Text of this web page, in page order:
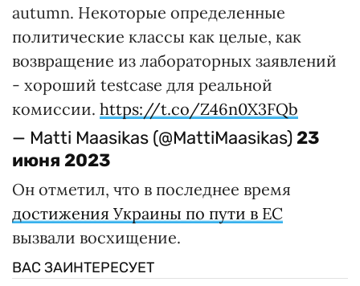
autumn. Некоторые определенные
политические классы как целые, как
возвращение из лабораторных заявлений
- хороший testcase для реальной
комиссии. https://t.co/Z46n0X3FQb
— Matti Maasikas (@MattiMaasikas) 23
июня 2023
Он отметил, что в последнее время
достижения Украины по пути в ЕС
вызвали восхищение.
ВАС ЗАИНТЕРЕСУЕТ